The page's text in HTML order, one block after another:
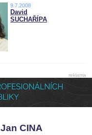
9.7.2008
David
SUCHAŘÍPA
reklama
Jan CINA